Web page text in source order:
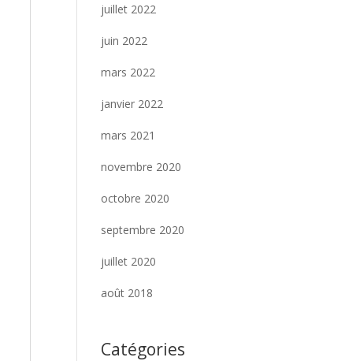
juillet 2022
juin 2022
mars 2022
janvier 2022
mars 2021
novembre 2020
octobre 2020
septembre 2020
juillet 2020
août 2018
Catégories